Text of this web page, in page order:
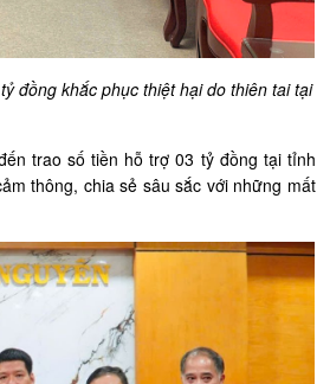
đồng khắc phục thiệt hại do thiên tai tại
trao số tiền hỗ trợ 03 tỷ đồng tại tỉnh
thông, chia sẻ sâu sắc với những mất